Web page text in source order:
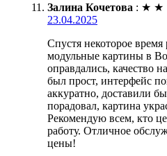
Залина Кочетова : ★ ★
23.04.2025
Спустя некоторое
модульные картины в
оправдались, качество
был прост, интерфейс
аккуратно, доставили
порадовал, картина
Рекомендую всем, кто
работу. Отличное
цены!